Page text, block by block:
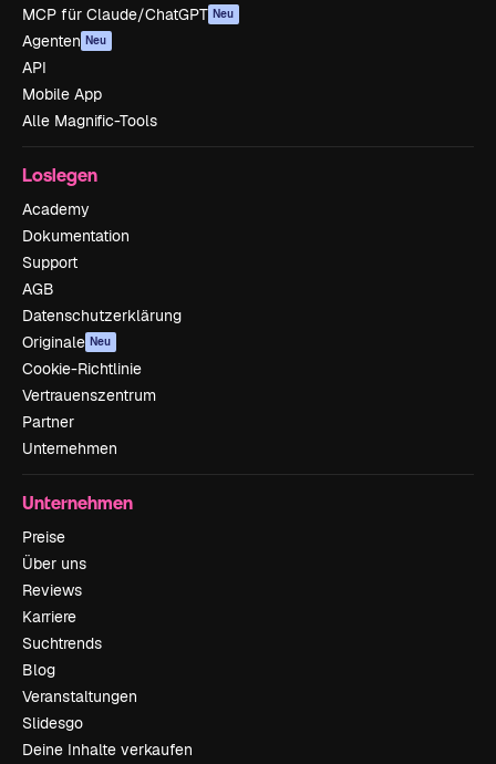
MCP für Claude/ChatGPT Neu
Agenten Neu
API
Mobile App
Alle Magnific-Tools
Loslegen
Academy
Dokumentation
Support
AGB
Datenschutzerklärung
Originale Neu
Cookie-Richtlinie
Vertrauenszentrum
Partner
Unternehmen
Unternehmen
Preise
Über uns
Reviews
Karriere
Suchtrends
Blog
Veranstaltungen
Slidesgo
Deine Inhalte verkaufen